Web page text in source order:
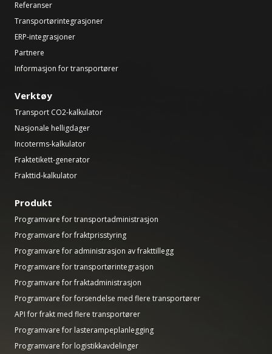
Referanser
Transportørintegrasjoner
ERP-integrasjoner
Partnere
Informasjon for transportører
Verktøy
Transport CO2-kalkulator
Nasjonale helligdager
Incoterms-kalkulator
Fraktetikett-generator
Frakttid-kalkulator
Produkt
Programvare for transportadministrasjon
Programvare for fraktprisstyring
Programvare for administrasjon av frakttillegg
Programvare for transportørintegrasjon
Programvare for fraktadministrasjon
Programvare for forsendelse med flere transportører
API for frakt med flere transportører
Programvare for lasterampeplanlegging
Programvare for logistikkavdelinger